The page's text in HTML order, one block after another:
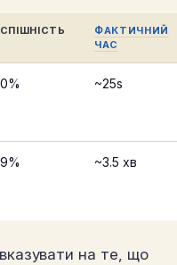
ФАКТИЧНИЙ
ЧАС
~25s
~3.5 хв
на те, що